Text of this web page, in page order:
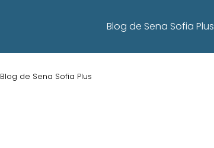
Blog de Sena Sofia Plus
Blog de Sena Sofia Plus